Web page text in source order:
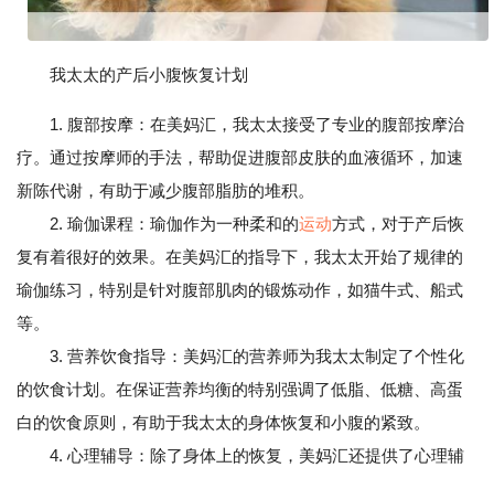
我太太的产后小腹恢复计划
1. 腹部按摩：在美妈汇，我太太接受了专业的腹部按摩治
疗。通过按摩师的手法，帮助促进腹部皮肤的血液循环，加速
新陈代谢，有助于减少腹部脂肪的堆积。
2. 瑜伽课程：瑜伽作为一种柔和的运动方式，对于产后恢
复有着很好的效果。在美妈汇的指导下，我太太开始了规律的
瑜伽练习，特别是针对腹部肌肉的锻炼动作，如猫牛式、船式
等。
3. 营养饮食指导：美妈汇的营养师为我太太制定了个性化
的饮食计划。在保证营养均衡的特别强调了低脂、低糖、高蛋
白的饮食原则，有助于我太太的身体恢复和小腹的紧致。
4. 心理辅导：除了身体上的恢复，美妈汇还提供了心理辅